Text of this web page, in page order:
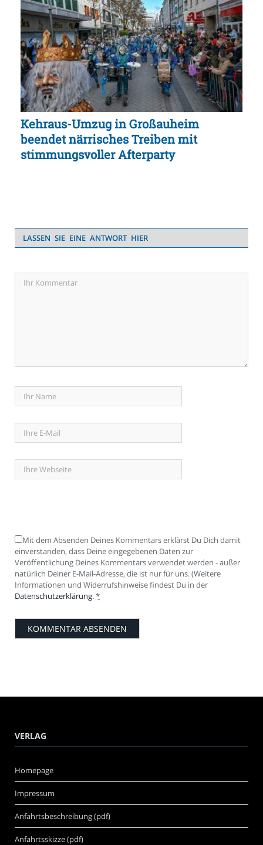
Kehraus-Umzug in Großauheim
beendet närrisches Treiben mit
stimmungsvoller Afterparty
LASSEN SIE EINE ANTWORT HIER
Mit dem Absenden Deines Kommentars erklärst Du Dich damit
einverstanden, dass Deine eingegebenen Daten zur
Veröffentlichung Deines Kommentars verwendet werden - außer
natürlich Deiner E-Mail-Adresse, die ist nur für uns. (Weitere
Informationen und Widerrufshinweise findest Du in der
Datenschutzerklärung.*
VERLAG
Homepage
Impressum
Anfahrtsbeschreibung (pdf)
Anfahrtsskizze (pdf)